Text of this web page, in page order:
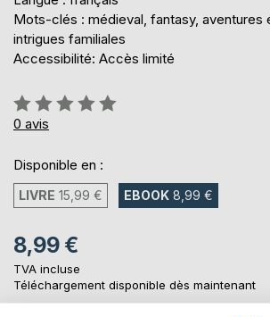
Mots-clés : médieval, fantasy, aventures
intrigues familiales
Accessibilité: Accès limité
Évaluation:
0%
0 avis
Disponible en :
LIVRE 15,99 € EBOOK 8,99 €
8,99 €
TVA incluse
Téléchargement disponible dès maintenant